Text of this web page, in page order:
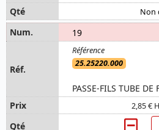
Non
19
25.25220.000
PASSE-FILS TUBE DE
2,85 €